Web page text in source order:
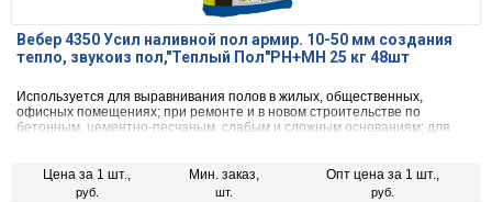
Вебер 4350 Усил наливной пол армир. 10-50 мм создания
тепло, звукоиз пол,"Теплый Пол"РН+МН 25 кг 48шт
Используется для выравнивания полов в жилых, общественных,
офисных помещениях; при ремонте и в новом строительстве по
бетонным, цементно-песчаным, слабым и сложным основаниям; для
Цена за 1 шт.,
руб.
Мин. заказ,
шт.
Опт цена за 1 шт.,
руб.